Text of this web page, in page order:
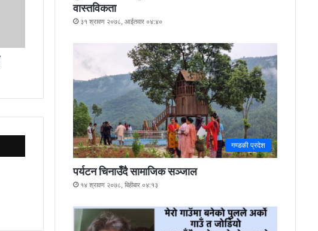
वास्तविकता
३१ श्रावण २०७८, आईतवार ०४:४०
गण्डकी प्रदेश
पर्यटन चिनाउँदै सामाजिक सञ्जाल
१४ श्रावण २०७८, बिहीबार ०४:१३